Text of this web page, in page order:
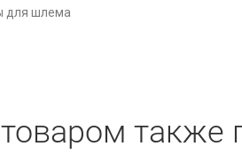
для шлема
также